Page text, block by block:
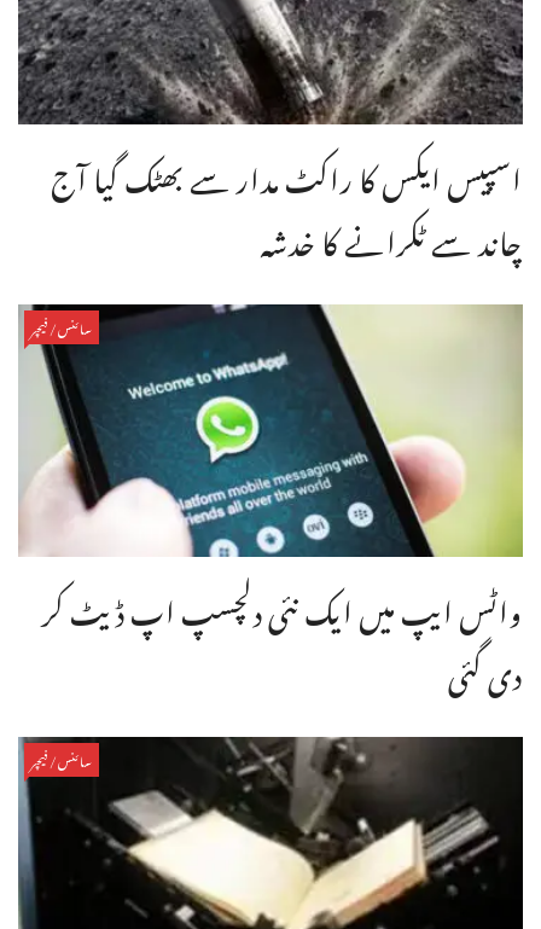
اسپیس ایکس کا راکٹ مدار سے بھٹک گیا آج
چاند سے ٹکرانے کا خدشہ
سائنس/فیچر
واٹس ایپ میں ایک نئی دلچسپ اپ ڈیٹ کر
دی گئی
سائنس/فیچر